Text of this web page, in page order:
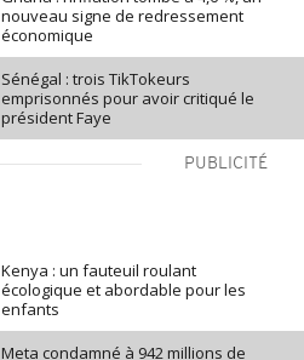
nouveau signe de redressement
économique
Sénégal : trois TikTokeurs
emprisonnés pour avoir critiqué le
président Faye
PUBLICITÉ
Kenya : un fauteuil roulant
écologique et abordable pour les
enfants
Meta condamné à 942 millions de